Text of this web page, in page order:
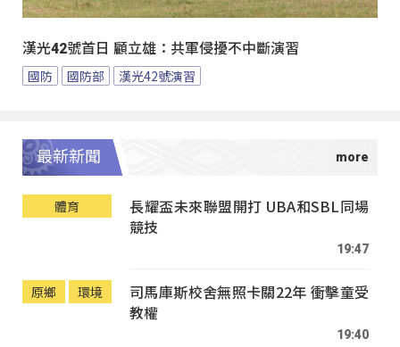
漢光42號首日 顧立雄：共軍侵擾不中斷演習
國防 國防部 漢光42號演習
最新新聞
體育
長耀盃未來聯盟開打 UBA和SBL同場
競技
19:47
原鄉 環境
司馬庫斯校舍無照卡關22年 衝擊童受
教權
19:40